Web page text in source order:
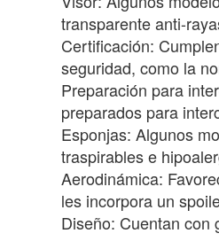
transparente anti-
Certificación:
seguridad, como la
Preparación para
preparados para
Esponjas: Algunos
traspirables e
Aerodinámica:
les incorpora un
Diseño: Cuentan con